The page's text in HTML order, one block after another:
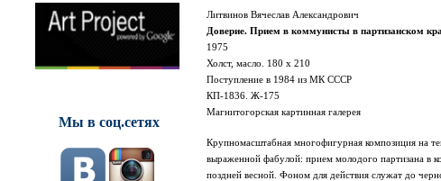
Мы в соц.сетях
Литвинов Вячеслав Александрович
Доверие. Прием в коммунисты в партизанском
1975
Холст, масло. 180 х 210
Поступление в 1984 из МК СССР
КП-1836. Ж-175
Магнитогорская картинная галерея
Крупномасштабная многофигурная композиция на
выраженной фабулой: прием молодого партизана в
поздней весной. Фоном для действия служат до